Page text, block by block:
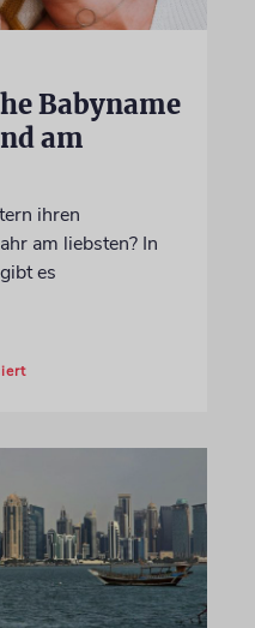
Babyname
am
ihren
am liebsten? In
es